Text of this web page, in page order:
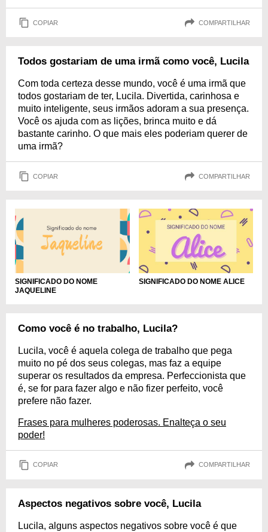
COPIAR COMPARTILHAR
Todos gostariam de uma irmã como você, Lucila
Com toda certeza desse mundo, você é uma irmã que
todos gostariam de ter, Lucila. Divertida, carinhosa e
muito inteligente, seus irmãos adoram a sua presença.
Você os ajuda com as lições, brinca muito e dá
bastante carinho. O que mais eles poderiam querer de
uma irmã?
COPIAR COMPARTILHAR
SIGNIFICADO DO NOME
JAQUELINE
SIGNIFICADO DO NOME ALICE
Como você é no trabalho, Lucila?
Lucila, você é aquela colega de trabalho que pega
muito no pé dos seus colegas, mas faz a equipe
superar os resultados da empresa. Perfeccionista que
é, se for para fazer algo e não fizer perfeito, você
prefere não fazer.
Frases para mulheres poderosas. Enalteça o seu
poder!
COPIAR COMPARTILHAR
Aspectos negativos sobre você, Lucila
Lucila, alguns aspectos negativos sobre você é que